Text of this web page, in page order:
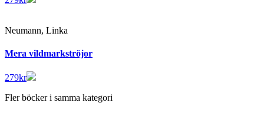
Neumann, Linka
Mera vildmarkströjor
279kr
Fler böcker i samma kategori